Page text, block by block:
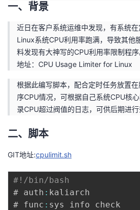
页
开
发
我
客
论
坛
的
圈
我
的
我
一、背景
近日在客户系统运维中发现，有系统
Linux系统CPU利用率跑满，导致其他
料发现有大神写的CPU利用率限制程序
地址： CPU Usage Limiter for Linux
根据此编写脚本，配合定时任务放置
序CPU情况，可根据自己系统CPU核
录CPU超过阀值的日志，可供后期进行
二、脚本
GIT地址:cpulimit.sh
#!/bin/bash
# auth : kaliarch
# func : sys info check